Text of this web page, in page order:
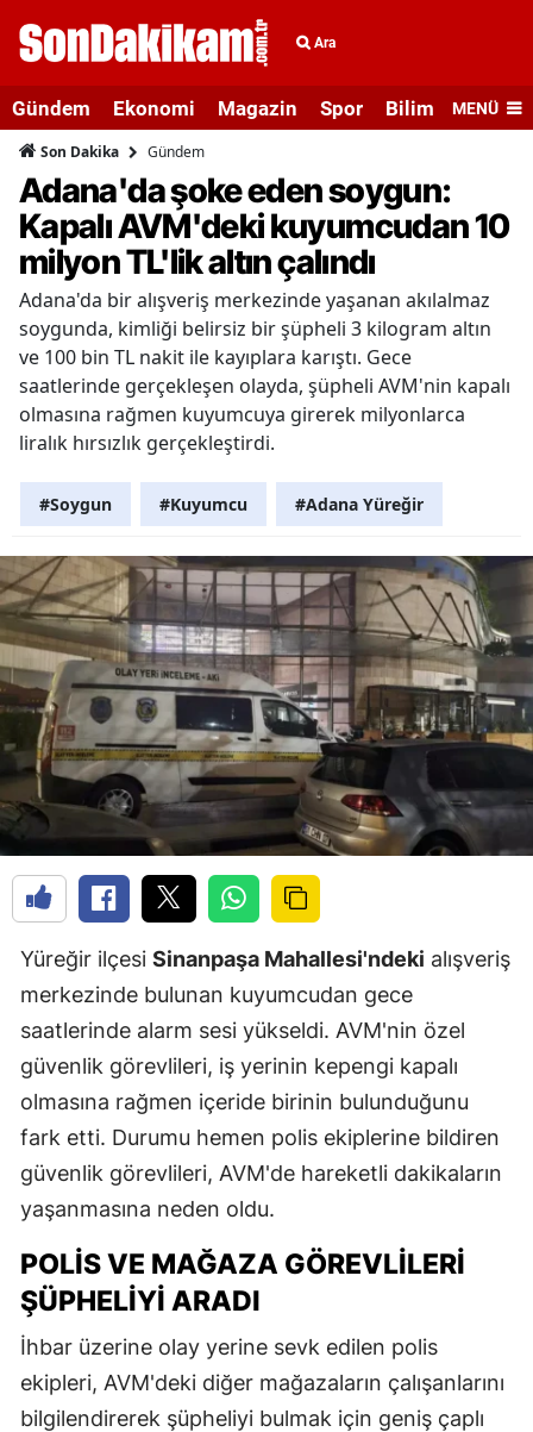
Ara
Gündem Ekonomi Magazin Spor Bilim veMENÜ
Son Dakika Gündem
Adana'da şoke eden soygun:
Kapalı AVM'deki kuyumcudan 10
milyon TL'lik altın çalındı
Adana'da bir alışveriş merkezinde yaşanan akılalmaz
soygunda, kimliği belirsiz bir şüpheli 3 kilogram altın
ve 100 bin TL nakit ile kayıplara karıştı. Gece
saatlerinde gerçekleşen olayda, şüpheli AVM'nin kapalı
olmasına rağmen kuyumcuya girerek milyonlarca
liralık hırsızlık gerçekleştirdi.
#Soygun #Kuyumcu #Adana Yüreğir
Yüreğir ilçesi Sinanpaşa Mahallesi'ndeki alışveriş
merkezinde bulunan kuyumcudan gece
saatlerinde alarm sesi yükseldi. AVM'nin özel
güvenlik görevlileri, iş yerinin kepengi kapalı
olmasına rağmen içeride birinin bulunduğunu
fark etti. Durumu hemen polis ekiplerine bildiren
güvenlik görevlileri, AVM'de hareketli dakikaların
yaşanmasına neden oldu.
POLIS VE MAĞAZA GÖREVLILERI
ŞÜPHELIYI ARADI
İhbar üzerine olay yerine sevk edilen polis
ekipleri, AVM'deki diğer mağazaların çalışanlarını
bilgilendirerek şüpheliyi bulmak için geniş çaplı